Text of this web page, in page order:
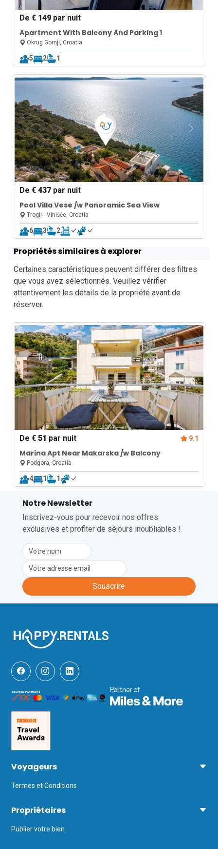
De€ 149 par nuit
Apartment With Balcony And Parking 1
Okrug Gornji, Croatia
5 2 1
De€ 437 par nuit
Pool Villa Vese /w Panoramic Sea View
Trogir - Vinišće, Croatia
6 3 2
Propriétés similaires à explorer
Certaines caractéristiques peuvent différer des filtres
que vous avez sélectionnés. Veuillez vérifier
attentivement les détails de la propriété avant de
réserver.
De€ 51 par nuit 9.1
Marina Apt Near Makarska /w Balcony
Podgora, Croatia
4 1 1
Notre Newsletter
Inscrivez-vous pour recevoir nos offres
exclusives et profiter de séjours inoubliables !
Souscrire
Voyageurs
Termes et Conditions
Propriétaires
Publier votre bien